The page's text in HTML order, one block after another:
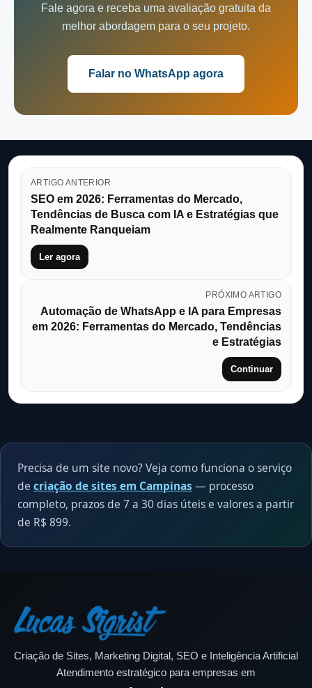
Fale agora e receba uma avaliação gratuita da
melhor abordagem para o seu projeto.
Falar no WhatsApp agora
ARTIGO ANTERIOR
SEO em 2026: Ferramentas do Mercado,
Tendências de Busca com IA e Estratégias que
Realmente Ranqueiam
Ler agora
PRÓXIMO ARTIGO
Automação de WhatsApp e IA para Empresas
em 2026: Ferramentas do Mercado, Tendências
e Estratégias
Continuar
Precisa de um site novo? Veja como funciona o serviço
de criação de sites em Campinas — processo
completo, prazos de 7 a 30 dias úteis e valores a partir
de R$ 899.
Criação de Sites, Marketing Digital, SEO e Inteligência Artificial
Atendimento estratégico para empresas em